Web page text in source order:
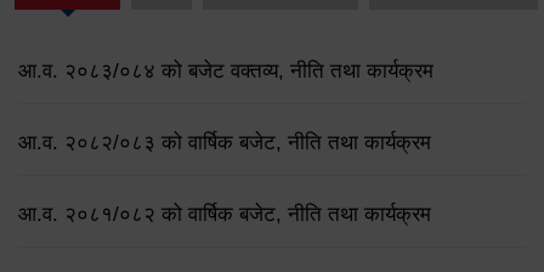
आ.व. २०८३/०८४ को बजेट वक्तव्य, नीति तथा कार्यक्रम
आ.व. २०८२/०८३ को वार्षिक बजेट, नीति तथा कार्यक्रम
आ.व. २०८१/०८२ को वार्षिक बजेट, नीति तथा कार्यक्रम